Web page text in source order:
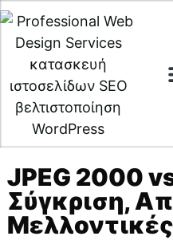
JPEG 2000
Σύγκριση,